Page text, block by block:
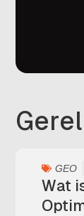
GEO
Wat